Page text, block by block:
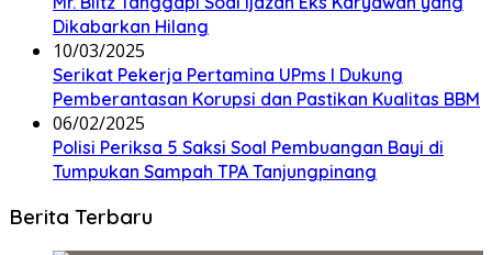
Dikabarkan Hilang
10/03/2025
Serikat Pekerja Pertamina UPms I Dukung
Pemberantasan Korupsi dan Pastikan Kualitas BBM
06/02/2025
Polisi Periksa 5 Saksi Soal Pembuangan Bayi di
Tumpukan Sampah TPA Tanjungpinang
Berita Terbaru